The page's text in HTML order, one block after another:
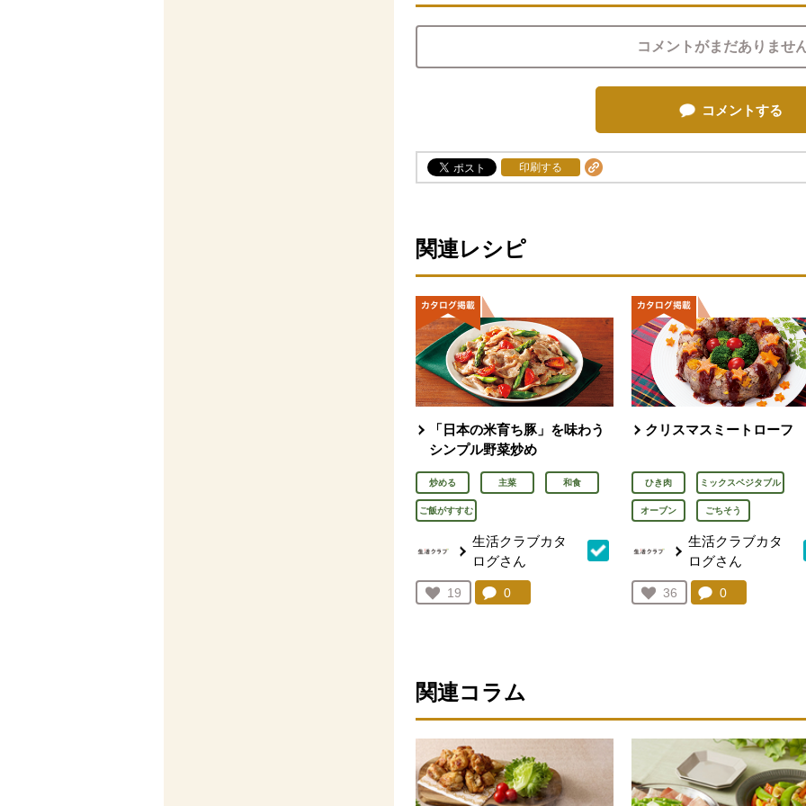
コメントがまだありませ
コメントする
印刷する
関連レシピ
「日本の米育ち豚」を味わう
シンプル野菜炒め
炒める 主菜 和食
ご飯がすすむ
生活クラブカタ
ログさん
お気に入り登録：
19
人が登録
コメント：
0
クリスマスミートローフ
ひき肉 ミックスベジタブル
オーブン ごちそう
生活クラブカタ
ログさん
お気に入り登録：
36
人が登録
コメント：
0件。コメント
関連コラム